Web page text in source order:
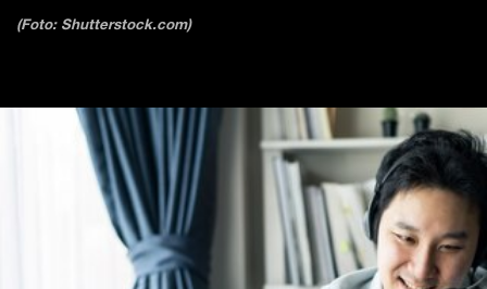
(Foto: Shutterstock.com)